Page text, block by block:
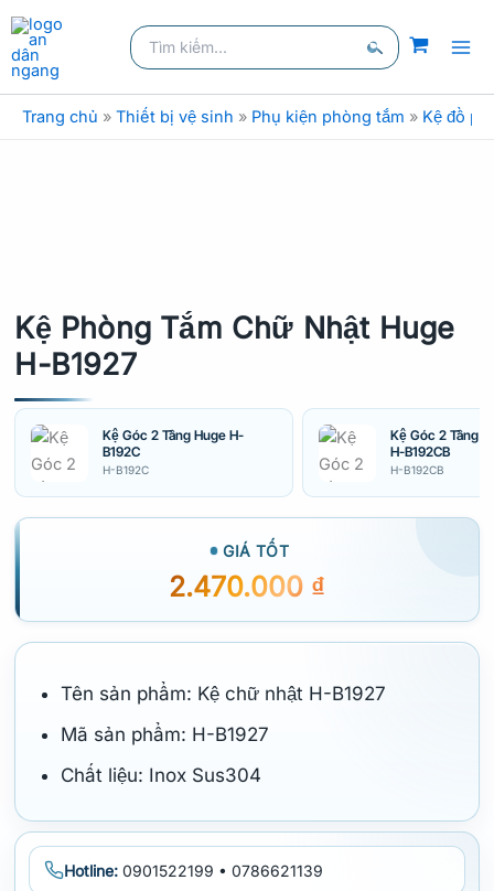
Nhảy
tới
nội
dung
Tìm
kiếm:
kiếm
Trang chủ » Thiết bị vệ sinh » Phụ kiện phòng tắm » Kệ đồ
Kệ Phòng Tắm Chữ Nhật Huge
H-B1927
Kệ Góc 2 Tầng Huge H-
B192C
H-B192C
Kệ Góc 2 Tầng
H-B192CB
H-B192CB
GIÁ TỐT
2.470.000 ₫
Tên sản phẩm: Kệ chữ nhật H-B1927
Mã sản phẩm: H-B1927
Chất liệu: Inox Sus304
Hotline: 0901522199 • 0786621139